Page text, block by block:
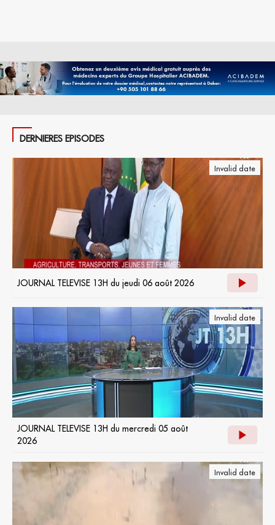
DERNIERES EPISODES
Invalid date
JOURNAL TELEVISE 13H du jeudi 06 août 2026
Invalid date
JOURNAL TELEVISE 13H du mercredi 05 août
2026
Invalid date